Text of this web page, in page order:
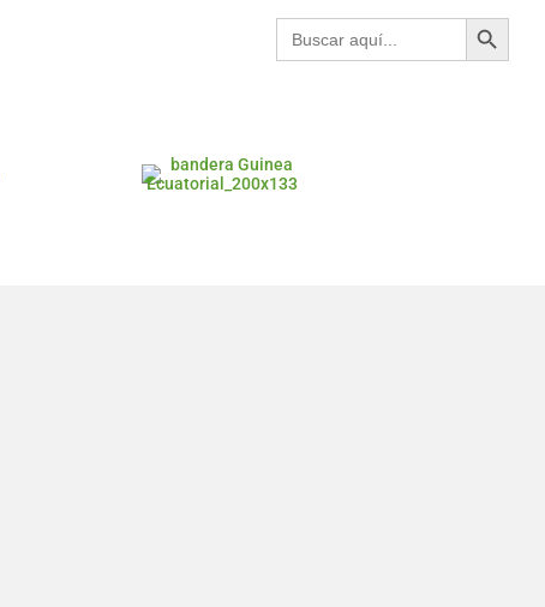
Buscar: Botón de búsqueda